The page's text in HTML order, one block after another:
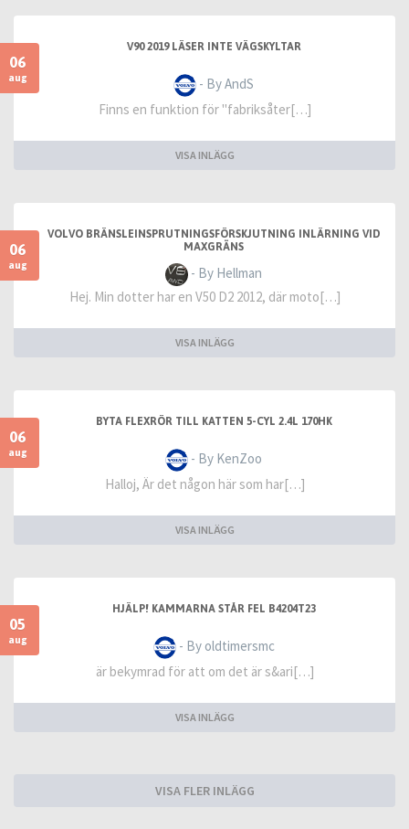
06
aug
V90 2019 LÄSER INTE VÄGSKYLTAR
- By AndS
Finns en funktion för "fabriksåter[…]
VISA INLÄGG
06
aug
VOLVO BRÄNSLEINSPRUTNINGSFÖRSKJUTNING INLÄRNING VID
MAXGRÄNS
- By Hellman
Hej. Min dotter har en V50 D2 2012, där moto[…]
VISA INLÄGG
06
aug
BYTA FLEXRÖR TILL KATTEN 5-CYL 2.4L 170HK
- By KenZoo
Halloj, Är det någon här som har[…]
VISA INLÄGG
05
aug
HJÄLP! KAMMARNA STÅR FEL B4204T23
- By oldtimersmc
är bekymrad för att om det är s&ari[…]
VISA INLÄGG
VISA FLER INLÄGG